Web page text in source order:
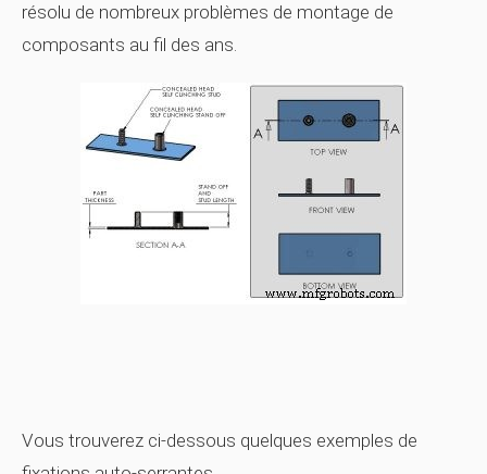
résolu de nombreux problèmes de montage de
composants au fil des ans.
Vous trouverez ci-dessous quelques exemples de